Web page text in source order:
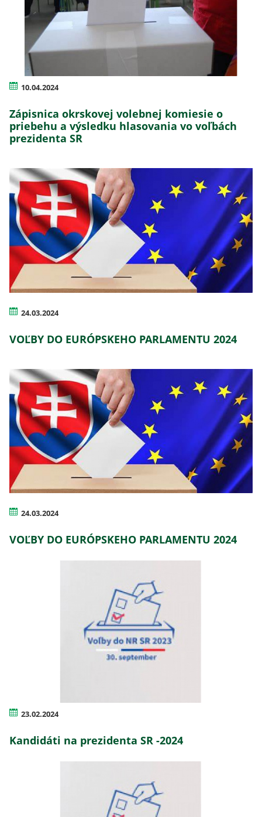
10.04.2024
Zápisnica okrskovej volebnej komiesie o
priebehu a výsledku hlasovania vo voľbách
prezidenta SR
24.03.2024
VOĽBY DO EURÓPSKEHO PARLAMENTU 2024
24.03.2024
VOĽBY DO EURÓPSKEHO PARLAMENTU 2024
23.02.2024
Kandidáti na prezidenta SR -2024